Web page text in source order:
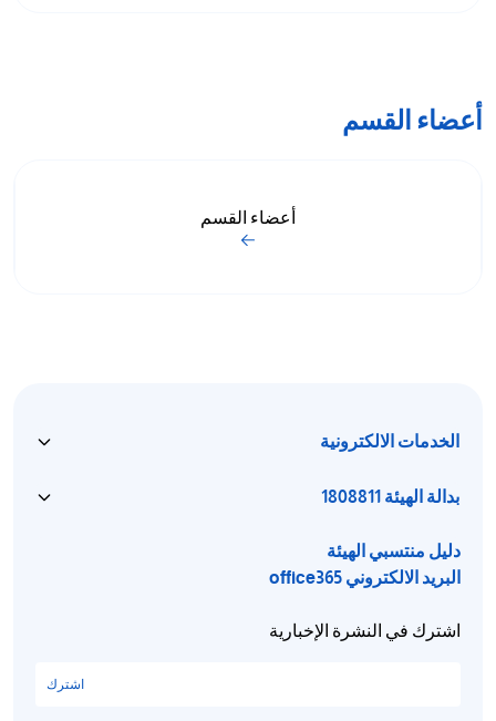
أعضاء القسم
أعضاء القسم
الخدمات الالكترونية
بدالة الهيئة 1808811
دليل منتسبي الهيئة
البريد الالكتروني office365
اشترك في النشرة الإخبارية
اشترك